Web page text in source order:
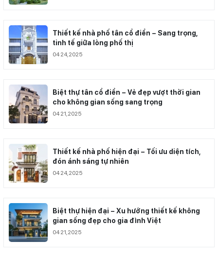
Thiết kế nhà phố tân cổ điển – Sang trọng,
tinh tế giữa lòng phố thị
04 24,2025
Biệt thự tân cổ điển – Vẻ đẹp vượt thời gian
cho không gian sống sang trọng
04 21,2025
Thiết kế nhà phố hiện đại – Tối ưu diện tích,
đón ánh sáng tự nhiên
04 24,2025
Biệt thự hiện đại – Xu hướng thiết kế không
gian sống đẹp cho gia đình Việt
04 21,2025